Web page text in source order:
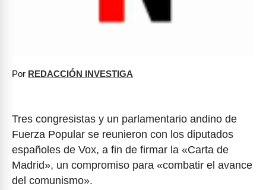
Por REDACCIÓN INVESTIGA
Tres congresistas y un parlamentario andino de
Fuerza Popular se reunieron con los diputados
españoles de Vox, a fin de firmar la «Carta de
Madrid», un compromiso para «combatir el avance
del comunismo».